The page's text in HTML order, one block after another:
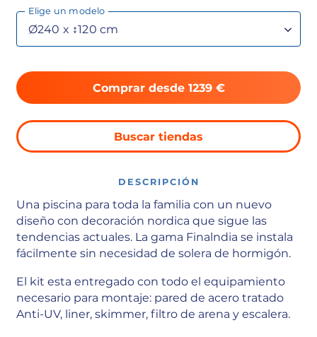
Elige un modelo
Comprar desde 1239 €
Buscar tiendas
DESCRIPCIÓN
Una piscina para toda la familia con un nuevo
diseño con decoración nordica que sigue las
tendencias actuales. La gama Finalndia se instala
fácilmente sin necesidad de solera de hormigón.
El kit esta entregado con todo el equipamiento
necesario para montaje: pared de acero tratado
Anti-UV, liner, skimmer, filtro de arena y escalera.